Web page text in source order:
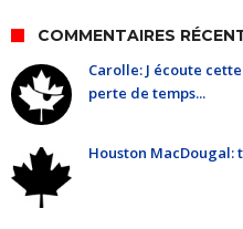
COMMENTAIRES
Carolle: J écoute
perte de temps...
Houston MacDougal: